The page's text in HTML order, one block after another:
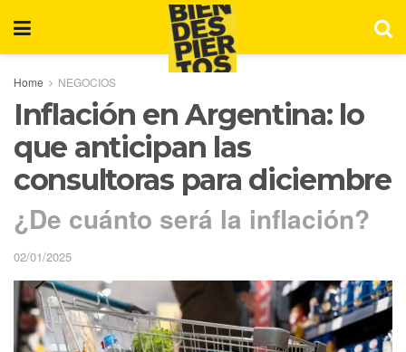
Home NEGOCIOS
Inflación en Argentina: lo
que anticipan las
consultoras para diciembre
¿De cuánto será la inflación?
02/01/2025